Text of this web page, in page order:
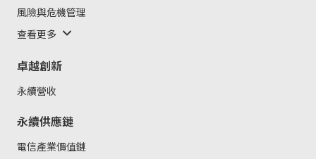
風險與危機管理
查看更多
卓越創新
永續營收
永續供應鏈
電信產業價值鏈